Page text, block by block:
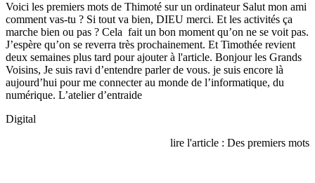
Voici les premiers mots de Thimoté sur un ordinateur Salut mon ami
comment vas-tu ? Si tout va bien, DIEU merci. Et les activités ça
marche bien ou pas ? Cela fait un bon moment qu’on ne se voit pas.
J’espère qu’on se reverra très prochainement. Et Timothée revient
deux semaines plus tard pour ajouter à l'article. Bonjour les Grands
Voisins, Je suis ravi d’entendre parler de vous. je suis encore là
aujourd’hui pour me connecter au monde de l’informatique, du
numérique. L’atelier d’entraide
Digital
lire l'article : Des premiers mots